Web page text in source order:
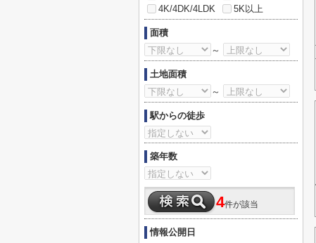
4K/4DK/4LDK
5K以上
面積
～
土地面積
～
駅からの徒歩
築年数
4件が該当
情報公開日